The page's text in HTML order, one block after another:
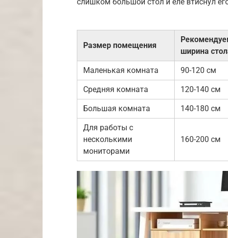
Размер помещения
ширина
Маленькая комната 90-120 см
Средняя комната 120-140 см
Большая комната 140-180 см
Для работы с
несколькими
мониторами
160-200 см